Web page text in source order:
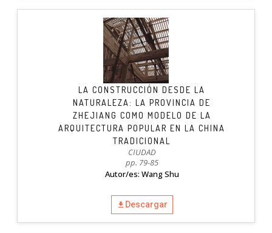
LA CONSTRUCCIÓN DESDE LA
NATURALEZA: LA PROVINCIA DE
ZHEJIANG COMO MODELO DE LA
ARQUITECTURA POPULAR EN LA CHINA
TRADICIONAL
CIUDAD
pp. 79-85
Autor/es: Wang Shu
Descargar